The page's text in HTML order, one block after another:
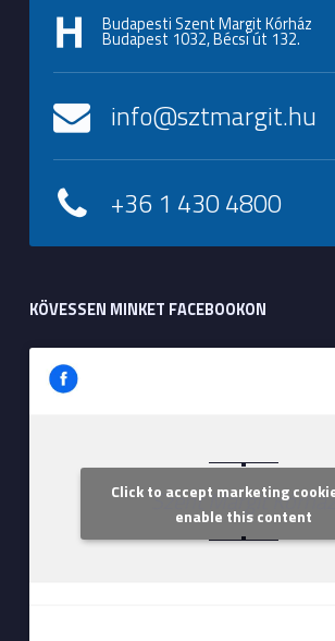
Budapesti Szent Margit Kórház
Budapest 1032, Bécsi út 132.
info@sztmargit.hu
+36 1 430 4800
KÖVESSEN MINKET FACEBOOKON
Szent Margit Kórház
Click to accept marketing
enable this content